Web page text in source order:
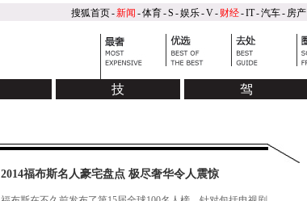
搜狐首页-新闻 -体育-S -娱乐-V- 财经-IT-汽车- 房产
技 驾
2014福布斯名人豪宅盘点 极尽奢华令人震惊